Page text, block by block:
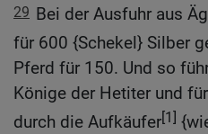
29 Bei der Ausfuhr aus
für 600 {Schekel} Silber
Pferd für 150. Und so
Könige der Hetiter und
durch die Aufkäufer[1]